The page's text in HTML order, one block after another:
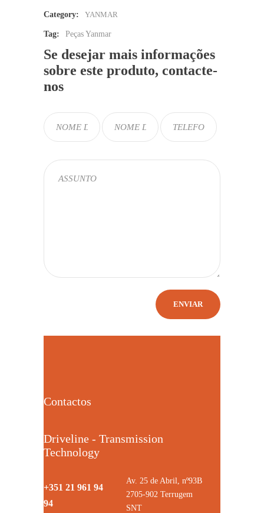
Category: YANMAR
Tag: Peças Yanmar
Se desejar mais informações
sobre este produto, contacte-
nos
Contactos
Driveline - Transmission
Technology
+351 21 961 94
94
Av. 25 de Abril, nº93B
2705-902 Terrugem
SNT